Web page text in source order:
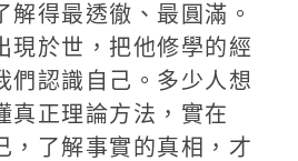
解得最透徹、最圓滿。
現於世，把他修學的經
們認識自己。多少人想
真正理論方法，實在
，了解事實的真相，才